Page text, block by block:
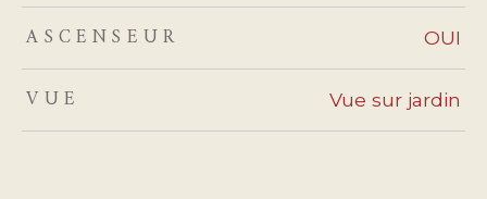
ASCENSEUR OUI
VUE Vue sur jardin